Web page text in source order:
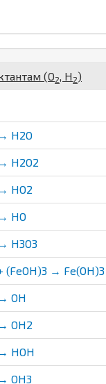
(O2 H 2)
→ H2O
→ H2O2
→ HO2
→ HO
→ H3O3
(FeOH)3 → Fe(OH)3
→ OH
→ OH2
→ HOH
→ OH3